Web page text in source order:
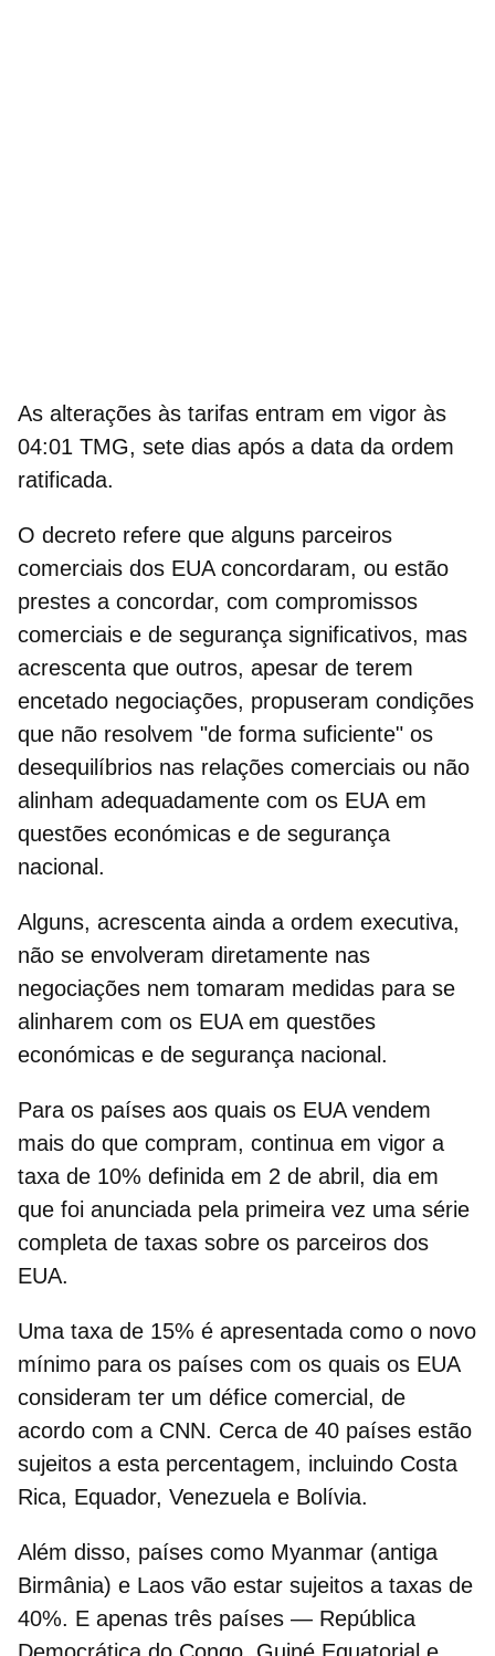
As alterações às tarifas entram em vigor às
04:01 TMG, sete dias após a data da ordem
ratificada.
O decreto refere que alguns parceiros
comerciais dos EUA concordaram, ou estão
prestes a concordar, com compromissos
comerciais e de segurança significativos, mas
acrescenta que outros, apesar de terem
encetado negociações, propuseram condições
que não resolvem "de forma suficiente" os
desequilíbrios nas relações comerciais ou não
alinham adequadamente com os EUA em
questões económicas e de segurança
nacional.
Alguns, acrescenta ainda a ordem executiva,
não se envolveram diretamente nas
negociações nem tomaram medidas para se
alinharem com os EUA em questões
económicas e de segurança nacional.
Para os países aos quais os EUA vendem
mais do que compram, continua em vigor a
taxa de 10% definida em 2 de abril, dia em
que foi anunciada pela primeira vez uma série
completa de taxas sobre os parceiros dos
EUA.
Uma taxa de 15% é apresentada como o novo
mínimo para os países com os quais os EUA
consideram ter um défice comercial, de
acordo com a CNN. Cerca de 40 países estão
sujeitos a esta percentagem, incluindo Costa
Rica, Equador, Venezuela e Bolívia.
Além disso, países como Myanmar (antiga
Birmânia) e Laos vão estar sujeitos a taxas de
40%. E apenas três países — República